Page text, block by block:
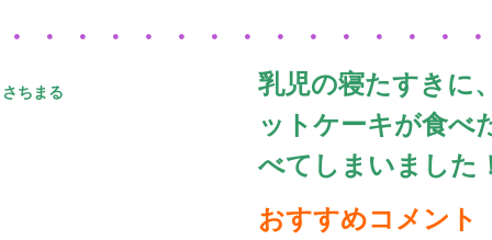
・・・・・・・・・・・・・・
さちまる
乳児の寝たすきに
ットケーキが食べ
べてしまいました
おすすめコメント